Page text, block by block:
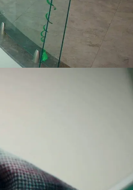
rompe a llorar.
si nada"
, se repite
que se recuperará
y le confiesa un
quien mató
todo. "No lo vas a
Él está decidido a
aunque el miedo
todo